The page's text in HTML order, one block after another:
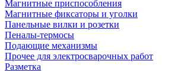
Магнитные приспособления
Магнитные фиксаторы и уголки
Панельные вилки и розетки
Пеналы-термосы
Подающие механизмы
Прочее для электросварочных работ
Разметка